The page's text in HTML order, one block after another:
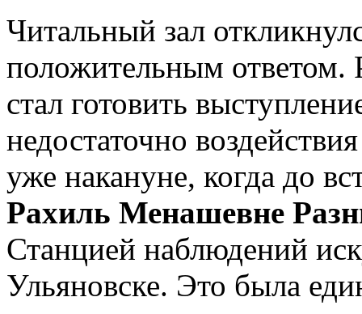
Читальный зал
положительным ответом.
стал готовить
недостаточно
уже накануне, когда до
Рахиль Менашевне
Станцией наблюдений
Ульяновске. Это была